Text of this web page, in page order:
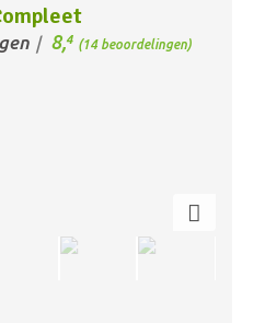
/ 8, 4 (14 beoordelingen)